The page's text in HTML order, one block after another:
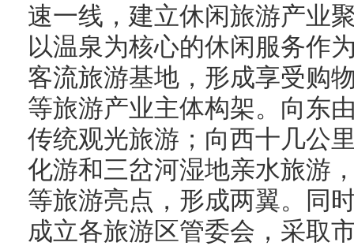
速一线，建立休闲旅游产业
以温泉为核心的休闲服务作
客流旅游基地，形成享受购
等旅游产业主体构架。向东
传统观光旅游；向西十几公
化游和三岔河湿地亲水旅游
等旅游亮点，形成两翼。同
成立各旅游区管委会，采取